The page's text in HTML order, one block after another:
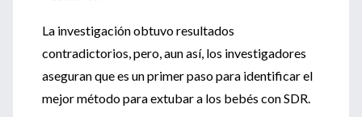
La investigación obtuvo resultados
contradictorios, pero, aun así, los investigadores
aseguran que es un primer paso para identificar el
mejor método para extubar a los bebés con SDR.